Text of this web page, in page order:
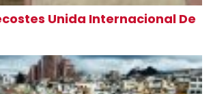
Unida Internacional De